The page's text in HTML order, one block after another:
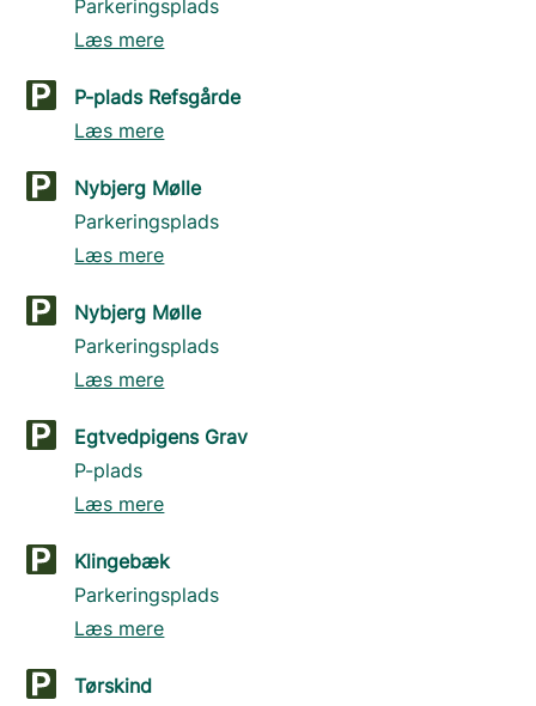
Parkeringsplads
Læs mere
P-plads Refsgårde
Læs mere
Nybjerg Mølle
Parkeringsplads
Læs mere
Nybjerg Mølle
Parkeringsplads
Læs mere
Egtvedpigens Grav
P-plads
Læs mere
Klingebæk
Parkeringsplads
Læs mere
Tørskind